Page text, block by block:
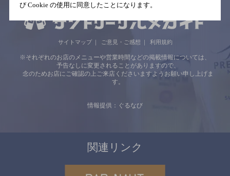
サイトマップ ご意見・ご感想 利用規約
※それぞれのお店のメニューや営業時間などの掲載情報については、
予告なしに変更されることがありますので、
念のためお店にご確認の上ご来店くださいますようお願い申し上げま
す。
情報提供：ぐるなび
関連リンク
び Cookie の使用に同意したことになります。